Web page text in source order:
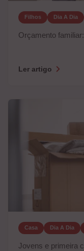
Filhos Dia A Dia
Orçamento
Ler artigo
Casa Dia A Dia
Jovens e primeira